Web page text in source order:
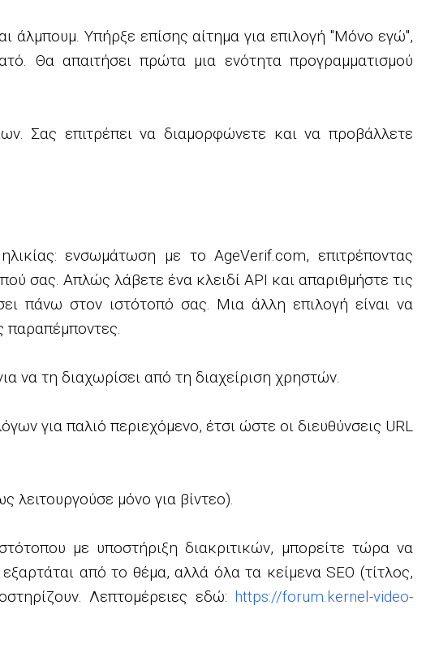
άλμπουμ. Υπήρξε επίσης αίτημα για επιλογή "Μόνο εγώ",
Θα απαιτήσει πρώτα μια ενότητα προγραμματισμού
Σας επιτρέπει να διαμορφώνετε και να προβάλλετε
ενσωμάτωση με το AgeVerif.com, επιτρέποντας
σας. Απλώς λάβετε ένα κλειδί API και απαριθμήστε τις
πάνω στον ιστότοπό σας. Μια άλλη επιλογή είναι να
παραπέμποντες.
να τη διαχωρίσει από τη διαχείριση χρηστών.
για παλιό περιεχόμενο, έτσι ώστε οι διευθύνσεις URL
μόνο για βίντεο).
με υποστήριξη διακριτικών, μπορείτε τώρα να
από το θέμα, αλλά όλα τα κείμενα SEO (τίτλος,
Λεπτομέρειες εδώ: https://forum.kernel-video-